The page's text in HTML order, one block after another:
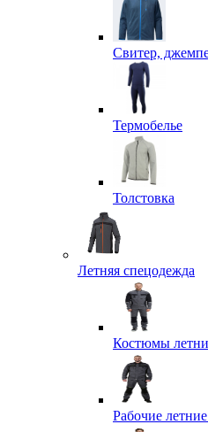
Свитер,
Термобелье
Толстовка
Летняя спецодежда
Костюмы
Рабочие